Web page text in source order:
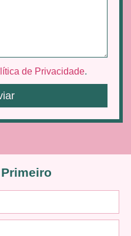
de Privacidade